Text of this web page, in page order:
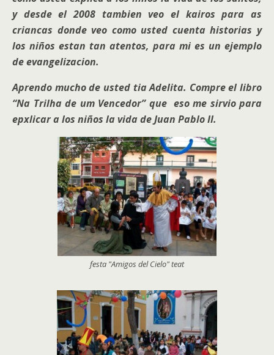
y desde el 2008 tambien veo el kairos para as
criancas donde veo como usted cuenta historias y
los niños estan tan atentos, para mi es un ejemplo
de evangelizacion.
Aprendo mucho de usted tia Adelita. Compre el libro
“Na Trilha de um Vencedor” que eso me sirvio para
epxlicar a los niños la vida de Juan Pablo II.
festa "Amigos del Cielo" teat